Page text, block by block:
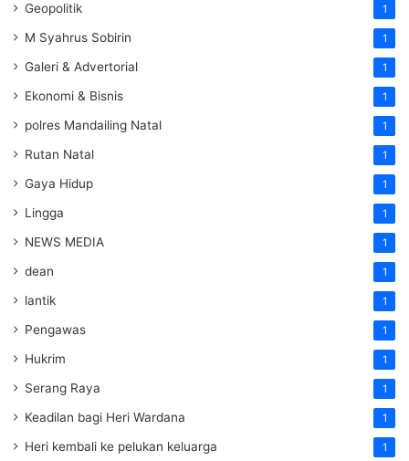
Geopolitik 1
M Syahrus Sobirin 1
Galeri & Advertorial 1
Ekonomi & Bisnis 1
polres Mandailing Natal 1
Rutan Natal 1
Gaya Hidup 1
Lingga 1
NEWS MEDIA 1
dean 1
lantik 1
Pengawas 1
Hukrim 1
Serang Raya 1
Keadilan bagi Heri Wardana 1
Heri kembali ke pelukan keluarga 1